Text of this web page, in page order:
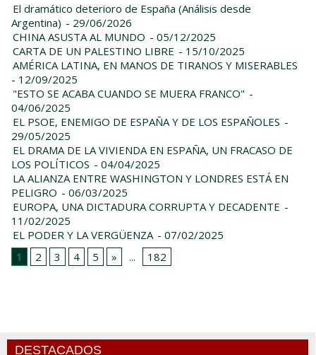
El dramático deterioro de España (Análisis desde
Argentina) - 29/06/2026
CHINA ASUSTA AL MUNDO - 05/12/2025
CARTA DE UN PALESTINO LIBRE - 15/10/2025
AMÉRICA LATINA, EN MANOS DE TIRANOS Y MISERABLES
- 12/09/2025
"ESTO SE ACABA CUANDO SE MUERA FRANCO" -
04/06/2025
EL PSOE, ENEMIGO DE ESPAÑA Y DE LOS ESPAÑOLES -
29/05/2025
EL DRAMA DE LA VIVIENDA EN ESPAÑA, UN FRACASO DE
LOS POLÍTICOS - 04/04/2025
LA ALIANZA ENTRE WASHINGTON Y LONDRES ESTÁ EN
PELIGRO - 06/03/2025
EUROPA, UNA DICTADURA CORRUPTA Y DECADENTE -
11/02/2025
EL PODER Y LA VERGÜENZA - 07/02/2025
1
2 3 4 5 » ... 182
DESTACADOS